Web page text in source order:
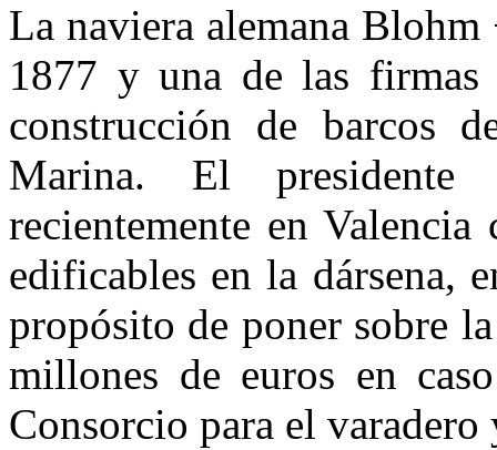
La naviera alemana
1877 y una de las firmas
construcción de barcos
Marina. El
recientemente en
edificables en la dársena,
propósito de poner sobre
millones de euros en
Consorcio para el